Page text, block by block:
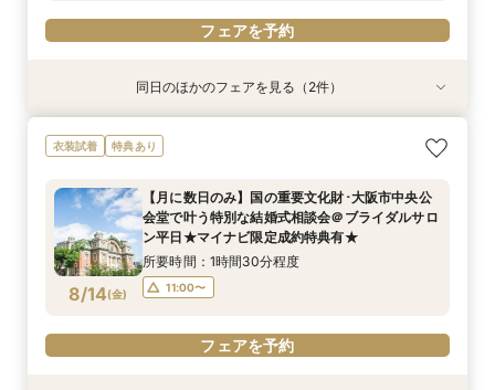
フェアを予約
特典あり
8/13(木)
【フォト相談会】国の重要文化財･大阪市中央公
会堂で叶えるフォトウエディング相談会＠ブライ
所要時間：1時間程度
10:00〜
フェアを予約
8/13(木)
【月に数日のみ】国の重要文化財･大阪市中央公
会堂で叶う特別な結婚式相談会＠オンライン★マ
所要時間：1時間程度
11:00〜
フェアを予約
同日のほかのフェアを見る（2件）
衣装試着 特典あり
8/14(金)
【月に数日のみ】国の重要文化財･大阪市中央公
会堂で叶う特別な結婚式相談会＠ブライダルサロ
ン平日★マイナビ限定成約特典有★
所要時間：1時間30分程度
11:00〜
フェアを予約